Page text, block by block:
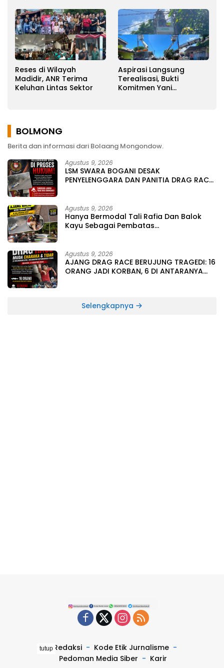
Reses di Wilayah
Madidir, ANR Terima
Keluhan Lintas Sektor
Aspirasi Langsung
Terealisasi, Bukti
Komitmen Yani
BOLMONG
Berita dan informasi dari Bolaang Mongondow.
Agustus 9, 2026
LSM SWARA BOGANI DESAK
PENYELENGGARA DAN PANITIA DRAG RACE
MENINGGAL DUNIA
Agustus 9, 2026
Hanya Bermodal Tali Rafia Dan Balok
Kayu Sebagai Pembatas
Dunia
Agustus 9, 2026
AJANG DRAG RACE BERUJUNG TRAGEDI: 16
ORANG JADI KORBAN, 6 DI ANTARANYA
Selengkapnya
Redaksi
Kode Etik Jurnalisme
Pedoman Media Siber
Karir
tutup